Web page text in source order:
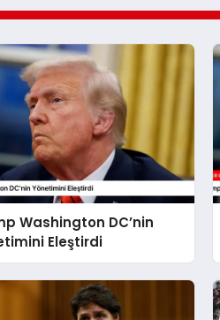
Washington DC’nin
Eleştirdi